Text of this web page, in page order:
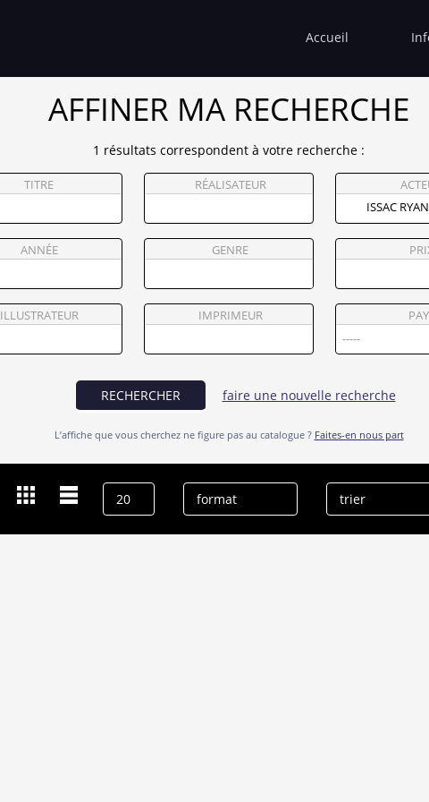
Accueil
AFFINER MA RECHERCHE
1 résultats correspondent à votre recherche :
TITRE RÉALISATEUR
ANNÉE GENRE
ILLUSTRATEUR IMPRIMEUR
RECHERCHER faire une nouvelle recherche
L’affiche que vous cherchez ne figure pas au catalogue ? Faites-en nous part
Issac Ryan Brown
effacer l’historique